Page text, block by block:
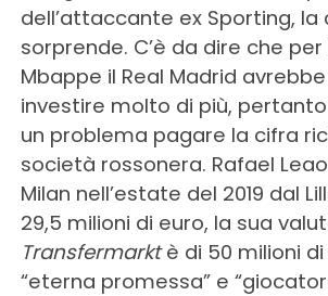
dell’attaccante ex Sporting, la
sorprende. C’è da dire che per
Mbappe il Real Madrid
investire molto di più,
un problema pagare la cifra
società rossonera. Rafael
Milan nell’estate del 2019 dal
29,5 milioni di euro, la sua
Transfermarktè di 50 milioni di
“eterna promessa” e